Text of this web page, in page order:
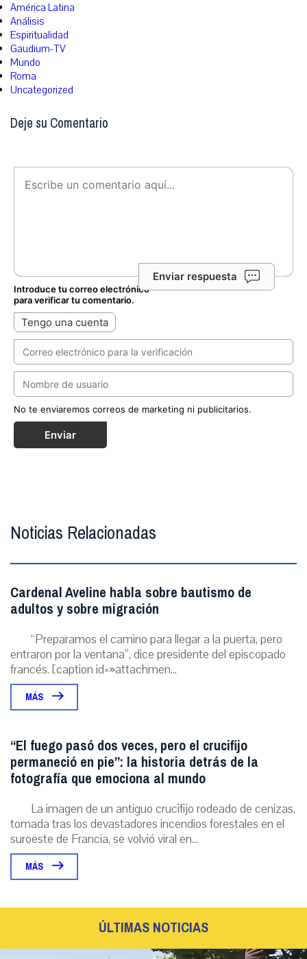
América Latina
Análisis
Espiritualidad
Gaudium-TV
Mundo
Roma
Uncategorized
Deje su Comentario
Enviar respuesta
Introduce tu correo electrónico
para verificar tu comentario.
Tengo una cuenta
No te enviaremos correos de marketing ni publicitarios.
Enviar
Noticias Relacionadas
Cardenal Aveline habla sobre bautismo de
adultos y sobre migración
“Preparamos el camino para llegar a la puerta, pero
entraron por la ventana”, dice presidente del episcopado
francés. [caption id=»attachmen...
MÁS
“El fuego pasó dos veces, pero el crucifijo
permaneció en pie”: la historia detrás de la
fotografía que emociona al mundo
La imagen de un antiguo crucifijo rodeado de cenizas,
tomada tras los devastadores incendios forestales en el
suroeste de Francia, se volvió viral en...
MÁS
ÚLTIMAS NOTICIAS